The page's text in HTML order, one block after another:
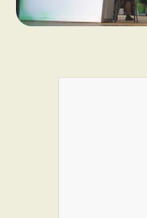
FAQ
ANNONCEZ